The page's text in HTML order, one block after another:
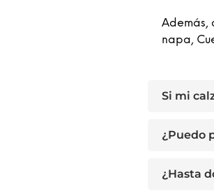
Además,
napa,
Si mi
¿Puedo
¿Hasta